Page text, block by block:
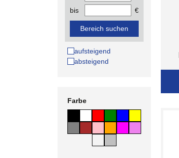
bis
€
Bereich suchen
aufsteigend
absteigend
Farbe